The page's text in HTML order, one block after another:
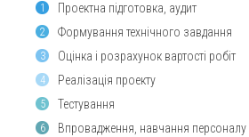
1 Проектна підготовка, аудит
2 Формування технічного завдання
3 Оцінка і розрахунок вартості робіт
4 Реалізація проекту
5 Тестування
6 Впровадження, навчання персоналу